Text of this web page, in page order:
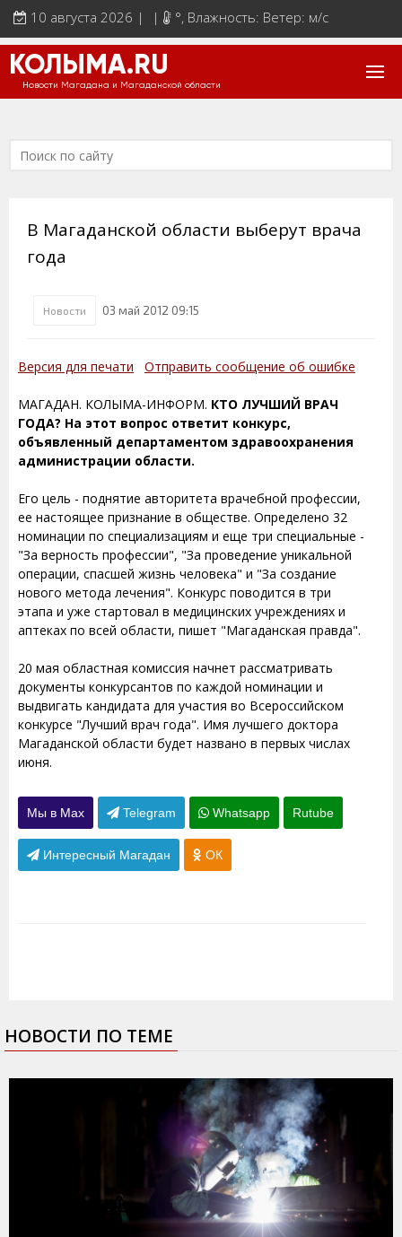
10 августа 2026 | | °, Влажность: Ветер: м/с
КОЛЫМА.RU
Новости Магадана и Магаданской области
В Магаданской области выберут врача
года
Новости 03 май 2012 09:15
Версия для печати Отправить сообщение об ошибке
МАГАДАН. КОЛЫМА-ИНФОРМ. КТО ЛУЧШИЙ ВРАЧ
ГОДА? На этот вопрос ответит конкурс,
объявленный департаментом здравоохранения
администрации области.
Его цель - поднятие авторитета врачебной профессии,
ее настоящее признание в обществе. Определено 32
номинации по специализациям и еще три специальные -
"За верность профессии", "За проведение уникальной
операции, спасшей жизнь человека" и "За создание
нового метода лечения". Конкурс поводится в три
этапа и уже стартовал в медицинских учреждениях и
аптеках по всей области, пишет "Магаданская правда".
20 мая областная комиссия начнет рассматривать
документы конкурсантов по каждой номинации и
выдвигать кандидата для участия во Всероссийском
конкурсе "Лучший врач года". Имя лучшего доктора
Магаданской области будет названо в первых числах
июня.
Мы в Max Telegram Whatsapp Rutube
Интересный Магадан ОК
НОВОСТИ ПО ТЕМЕ